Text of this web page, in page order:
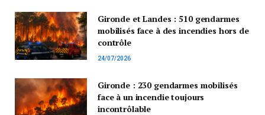
Gironde et Landes : 510 gendarmes
mobilisés face à des incendies hors de
contrôle
24/07/2026
Gironde : 230 gendarmes mobilisés
face à un incendie toujours
incontrôlable